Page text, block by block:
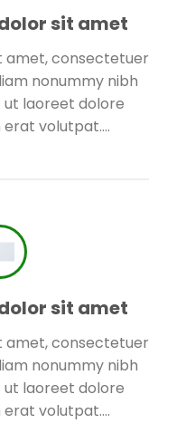
sit amet
amet, consectetuer
nonummy nibh
ut laoreet dolore
erat volutpat….
sit amet
amet, consectetuer
nonummy nibh
ut laoreet dolore
erat volutpat….